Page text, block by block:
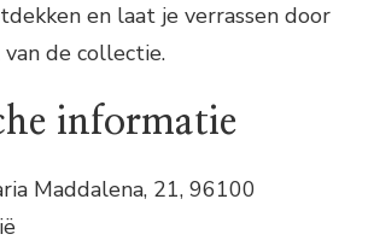
en laat je verrassen door
de collectie.
informatie
Maddalena, 21, 96100